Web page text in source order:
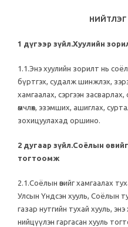
1 дүгээр зүйл.Хуулийн
1.1.Энэ хуулийн зорилт нь
бүртгэх, судалж шинжлэх,
хамгаалах, сэргээн засварлах,
өмчлөх, эзэмших, ашиглах,
зохицуулахад оршино.
2 дугаар зүйл.Соёлын
тогтоомж
2.1.Соёлын өвийг хамгаалах
Улсын Үндсэн хууль, Соёлын
газар нутгийн тухай хууль,
нийцүүлэн гаргасан хууль